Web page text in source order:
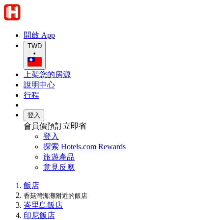
開啟 App
TWD
•
上架您的房源
說明中心
行程
登入
會員價預訂立即省
登入
探索 Hotels.com Rewards
旅遊產品
意見反應
飯店
香菇灣海灘附近的飯店
峇里島飯店
印尼飯店